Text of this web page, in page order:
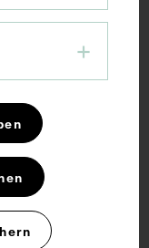
der Medizin,